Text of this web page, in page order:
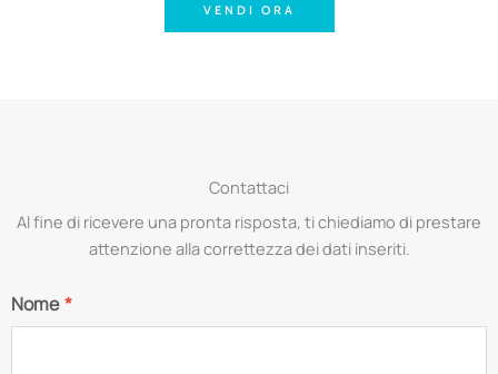
VENDI ORA
Contattaci
Al fine di ricevere una pronta risposta, ti chiediamo di prestare
attenzione alla correttezza dei dati inseriti.
Nome*